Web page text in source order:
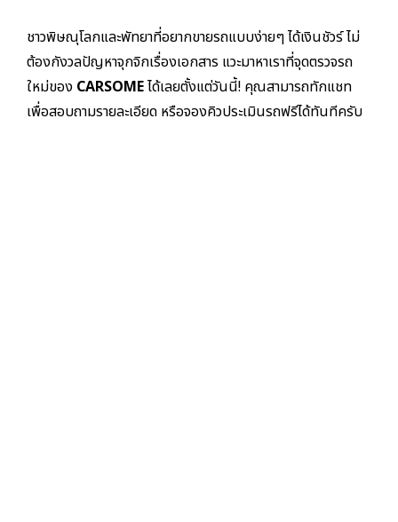
ชาวพิษณุโลกและพัทยาที่อยากขายรถแบบง่ายๆ ได้เงินชัวร์ ไม่
ต้องกังวลปัญหาจุกจิกเรื่องเอกสาร แวะมาหาเราที่จุดตรวจรถ
ใหม่ของ CARSOMEได้เลยตั้งแต่วันนี้! คุณสามารถทักแชท
เพื่อสอบถามรายละเอียด หรือจองคิวประเมินรถฟรีได้ทันทีครับ